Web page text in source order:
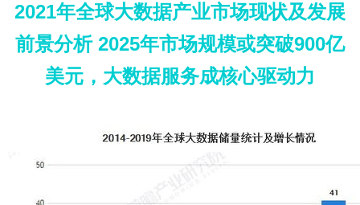
2021年全球大数据产业市场现状及发展
前景分析 2025年市场规模或突破900亿
美元，大数据服务成核心驱动力